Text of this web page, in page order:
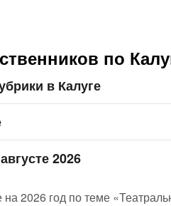
по
в Калуге
2026
2026 год по теме